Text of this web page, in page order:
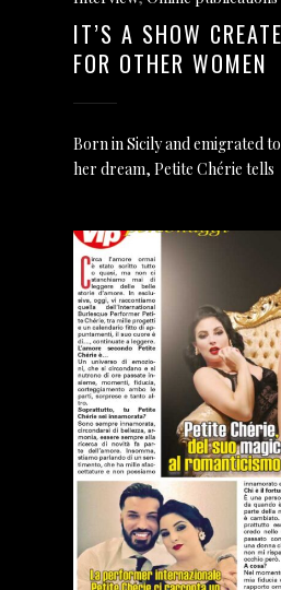
IT’S A SHOW
FOR OTHER WOMEN
Born in Sicily and emigrated
her dream, Petite Chérie tells